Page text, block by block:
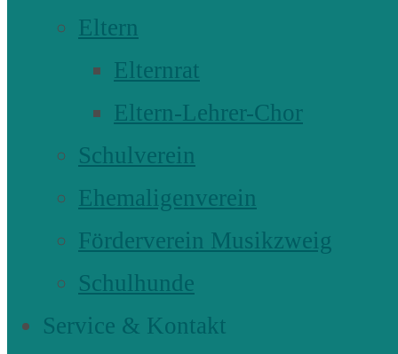
Eltern
Elternrat
Eltern-Lehrer-Chor
Schulverein
Ehemaligenverein
Förderverein Musikzweig
Schulhunde
Service & Kontakt